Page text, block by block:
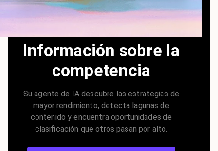
Información sobre la
competencia
Su agente de IA descubre las estrategias de
mayor rendimiento, detecta lagunas de
contenido y encuentra oportunidades de
clasificación que otros pasan por alto.